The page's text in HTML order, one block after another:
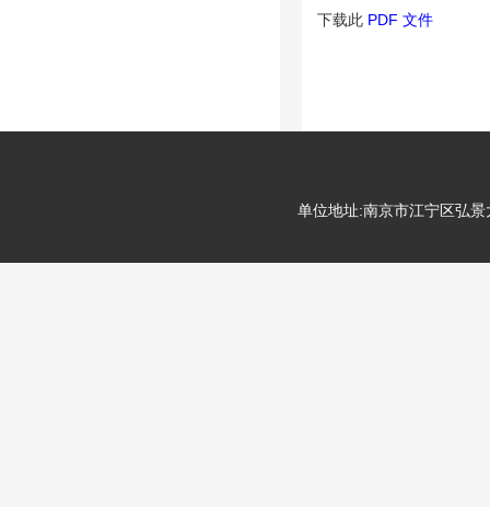
下载此 PDF 文件
单位地址:南京市江宁区弘